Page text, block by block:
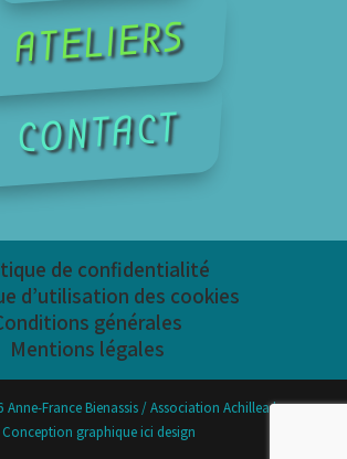
ATELIERS
CONTACT
de confidentialité
d’utilisation des cookies
générales
Mentions légales
France Bienassis / Association Achillea |
Conception graphique ici design